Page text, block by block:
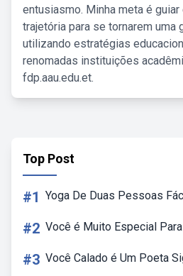
entusiasmo. Minha meta é
trajetória para se tornarem uma
utilizando estratégias
renomadas instituições
fdp.aau.edu.et.
Top Post
#1 Yoga De Duas Pessoas
#2 Você é Muito Especial
#3 Você Calado é Um Poeta